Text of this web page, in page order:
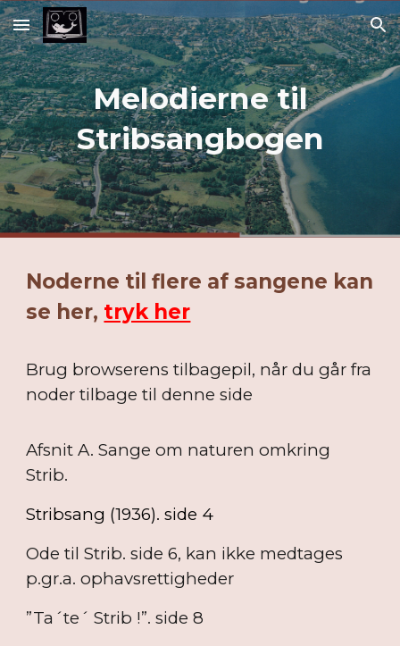
Skip to main content Skip to navigation
Melodierne til
Stribsangbogen
Noderne til flere af sangene kan
se her, tryk her
Brug browserens tilbagepil, når du går fra
noder tilbage til denne side
Afsnit A. Sange om naturen omkring
Strib.
Stribsang (1936). side 4
Ode til Strib. side 6, kan ikke medtages
p.gr.a. ophavsrettigheder
”Ta´te´ Strib !”. side 8